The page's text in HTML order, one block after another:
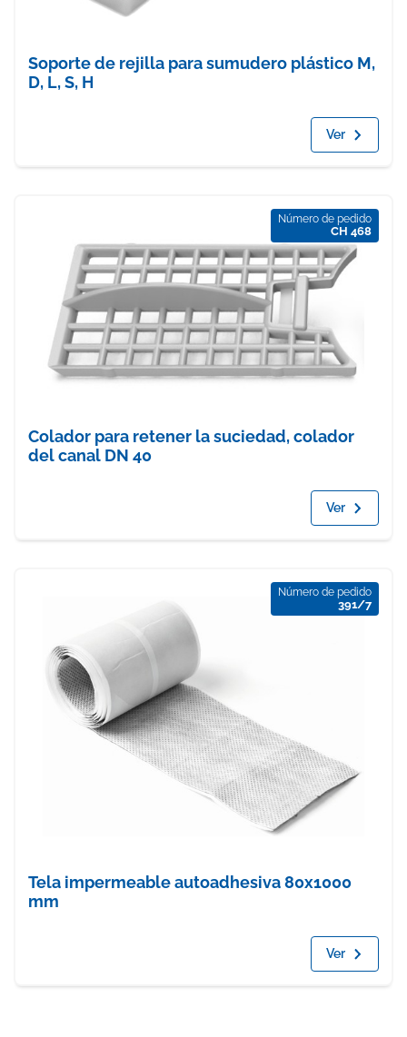
Soporte de rejilla para sumudero plástico M,
D, L, S, H
Ver
Número de pedido
CH 468
Colador para retener la suciedad, colador
del canal DN 40
Ver
Número de pedido
391/7
Tela impermeable autoadhesiva 80x1000
mm
Ver